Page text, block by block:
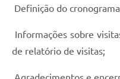
Definição do
Informações sobre
de relatório de visitas;